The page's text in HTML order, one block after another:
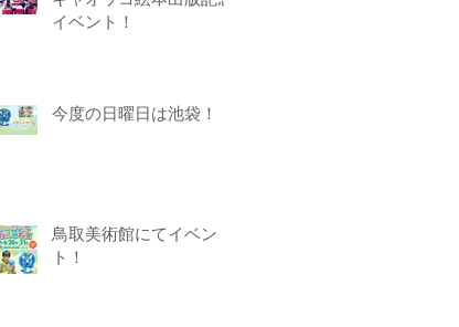
イベント！
今度の日曜日は池袋！
鳥取美術館にてイベン
ト！